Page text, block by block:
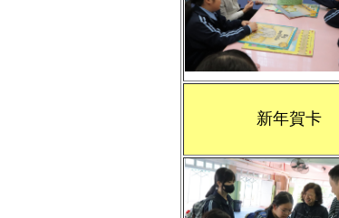
新年賀卡